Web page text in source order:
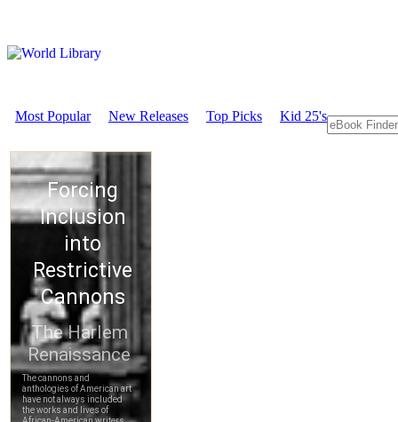
Most Popular New Releases Top Picks Kid 25's